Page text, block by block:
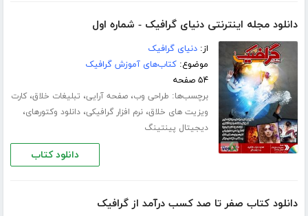
دانلود مجله اینترنتی دنیای گرافیک - شماره اول
از:دنیای گرافیک
موضوع:کتاب‌های آموزش گرافیک
۵۴ صفحه
برچسب‌ها: طراحی وب،صفحه آرایی، تبلیغات خلاق،کارت
ویزیت های خلاق،نرم افزار گرافیکی،دانلود وکتورهای،
دیجیتال پینتینگ
دانلود کتاب
دانلود کتاب صفر تا صد کسب درآمد از گرافیک